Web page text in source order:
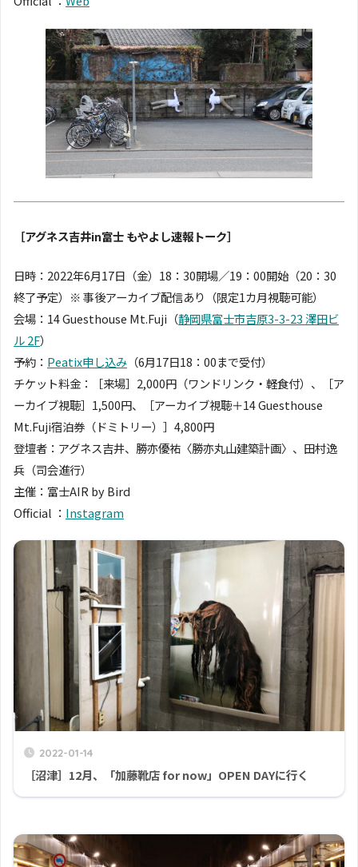
［アグネス吉井in富士 もやよし速報トーク］
日時：2022年6月17日（金）18：30開場／19：00開始（20：30
終了予定）※ 事後アーカイブ配信あり（限定1カ月視聴可能）
会場：14 Guesthouse Mt.Fuji（静岡県富士市吉原3-3-23 澤田ビ
ル 2F）
予約： Peatix申し込み （6月17日18：00まで受付）
チケット料金：［来場］2,000円（ワンドリンク・軽食付）、［ア
ーカイブ視聴］1,500円、［アーカイブ視聴＋14 Guesthouse
Mt.Fuji宿泊券（ドミトリー）］4,800円
登壇者：アグネス吉井、勝亦優祐〈勝亦丸山建築計画〉、田村逸
兵（司会進行）
主催：富士AIR by Bird
Official ： Instagram
2022-01-14
［沼津］12月、「加藤靴店 for now」OPEN DAYに行く